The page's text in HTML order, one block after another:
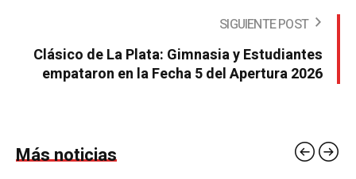
SIGUIENTE POST
Clásico de La Plata: Gimnasia y Estudiantes
empataron en la Fecha 5 del Apertura 2026
Más noticias